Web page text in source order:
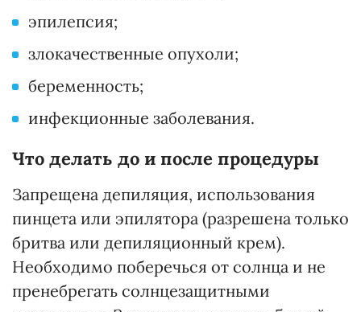
эпилепсия;
злокачественные опухоли;
беременность;
инфекционные заболевания.
Что делать до и после процедуры
Запрещена депиляция, использования
пинцета или эпилятора (разрешена только
бритва или депиляционный крем).
Необходимо поберечься от солнца и не
пренебрегать солнцезащитными